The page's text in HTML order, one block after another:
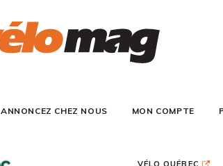
ANNONCEZ CHEZ NOUS MON COMPTE